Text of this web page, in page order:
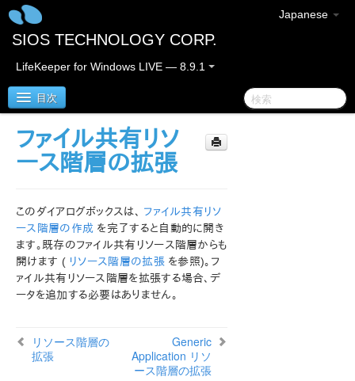
Japanese
SIOS TECHNOLOGY CORP.
LifeKeeper for Windows LIVE — 8.9.1
目次
LifeKeeper for Windows
LifeKeeper for Windows クイックスタートガイド
クラウド環境における LifeKeeper for Windows の利用
について
LifeKeeper for Windows テクニカルドキュメンテーショ
ン
ファイル共有リソ
ース階層の拡張
このダイアログボックスは、 ファイル共有リソ
ース階層の作成 を完了すると自動的に開き
ます。既存のファイル共有リソース階層からも
開けます ( リソース階層の拡張を参照)。フ
ァイル共有リソース階層を拡張する場合、デ
ータを追加する必要はありません。
リソース階層の
拡張
Generic
Application リソ
ース階層の拡張